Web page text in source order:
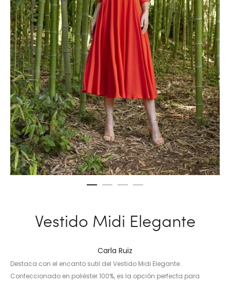
Vestido Midi Elegante
Carla Ruiz
Destaca con el encanto sutil del Vestido Midi Elegante.
Confeccionado en poliéster 100%, es la opción perfecta para